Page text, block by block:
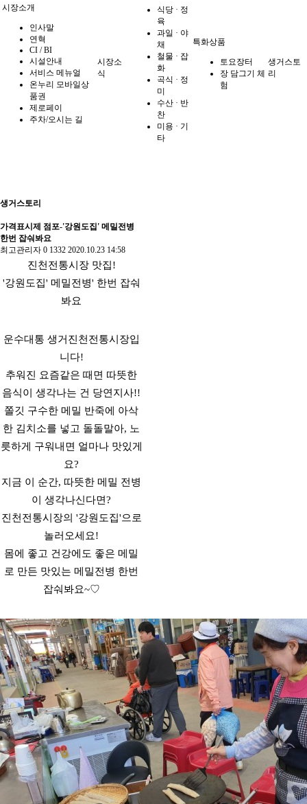
시장소개
인사말
연혁
CI / BI
시설안내
서비스 메뉴얼
온누리 모바일상
품권
제로페이
주차/오시는 길
시장소
식
식당 · 정
육
과일 · 야
채
철물 · 잡
화
곡식 · 정
미
수산 · 반
찬
미용 · 기
타
특화상품
토요장터
장 담그기 체
험
생거스토
리
생거스토리
가격표시제 점포-'강원도집' 메밀전병
한번 잡숴봐요
최고관리자 0 1332 2020.10.23 14:58
진천전통시장 맛집!
'강원도집' 메밀전병' 한번 잡숴
봐요
운수대통 생거진천전통시장입
니다!
추워진 요즘같은 때면 따뜻한
음식이 생각나는 건 당연지사!!
쫄깃 구수한 메밀 반죽에 아삭
한 김치소를 넣고 돌돌말아, 노
릇하게 구워내면 얼마나 맛있게
요?
지금 이 순간, 따뜻한 메밀 전병
이 생각나신다면?
진천전통시장의 '강원도집'으로
놀러오세요!
몸에 좋고 건강에도 좋은 메밀
로 만든 맛있는 메밀전병 한번
잡숴봐요~♡